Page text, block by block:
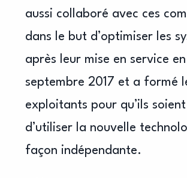
aussi collaboré avec ces
dans le but d’optimiser les
après leur mise en service en
septembre 2017 et a formé
exploitants pour qu’ils soient
d’utiliser la nouvelle
façon indépendante.